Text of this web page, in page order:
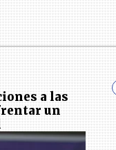
a las
un